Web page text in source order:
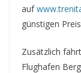
auf
günstigen
Zusätzlich
Flughafen